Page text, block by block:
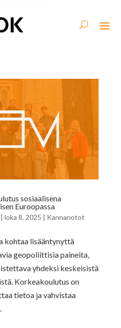
sosiaalisena
Euroopassa
| loka 8, 2025 | Kannanotot
kohtaa lisääntynyttä
geopoliittisia paineita,
yhdeksi keskeisistä
Korkeakoulutus on
tietoa ja vahvistaa